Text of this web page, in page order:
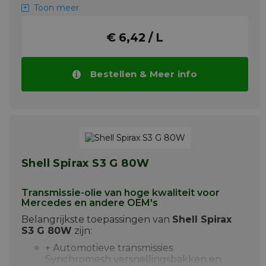
Mobilube S 80W-90 worden door
Belangrijkste toepassingen van
80W-90zijn:
Aanbevolen door ExxonMobil voor :
Personenwagens, licht en zwaar
4/GL-5 niveau vereisen.
Meer info
Toon meer
€ 6,42 / L
Bestellen & Meer info
Shell Spirax S3 G 80W
Transmissie-olie van hoge kwaliteit voor
Mercedes en andere OEM's
Belangrijkste toepassingen van Shell Spirax
S3 G 80W zijn:
+ Automotieve transmissies
Synchromesh versnellingsbakken en